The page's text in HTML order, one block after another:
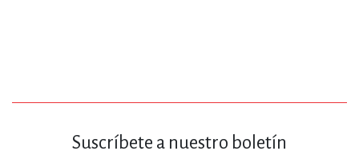
Suscríbete a nuestro boletín